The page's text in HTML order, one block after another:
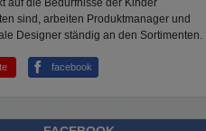
auf die Bedürfnisse der Kinder
sind, arbeiten Produktmanager und
Designer ständig an den Sortimenten.
facebook